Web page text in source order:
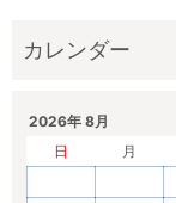
2026年 8月
日
月